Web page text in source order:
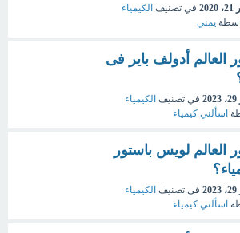
في تصنيف الكيمياء
يمني
العالم أدولف باير فى
في تصنيف الكيمياء
اسألني كيمياء
العالم لويس باستور
في تصنيف الكيمياء
اسألني كيمياء